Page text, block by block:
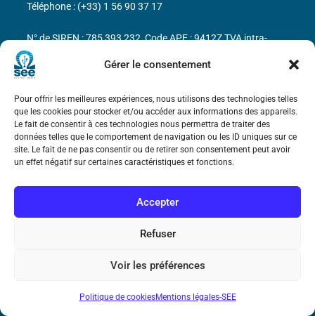
Gérer le consentement
Pour offrir les meilleures expériences, nous utilisons des technologies telles
que les cookies pour stocker et/ou accéder aux informations des appareils.
Le fait de consentir à ces technologies nous permettra de traiter des
données telles que le comportement de navigation ou les ID uniques sur ce
site. Le fait de ne pas consentir ou de retirer son consentement peut avoir
un effet négatif sur certaines caractéristiques et fonctions.
Accepter
Refuser
Voir les préférences
Politique de cookiesMentions légales-SEE
Marie Ampère
Mentions légales
Téléphone : (+33) 1 56 90 37 17
N° de SIREN : 785 393 232, Code APE : 9412Z TVA intra-
communautaire : FR44 785 393 232